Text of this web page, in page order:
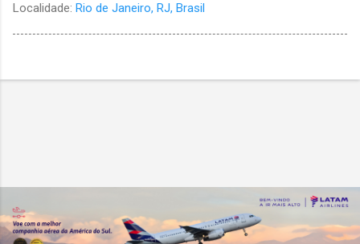
Localidade: Rio de Janeiro, RJ, Brasil